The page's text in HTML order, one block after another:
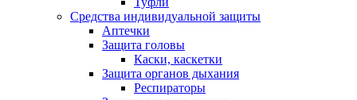
Средства индивидуальной защиты
Аптечки
Защита головы
Каски, каскетки
Защита органов дыхания
Респираторы